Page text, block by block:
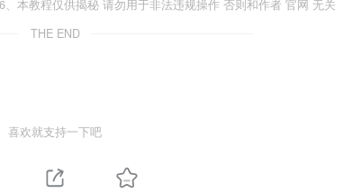
本教程仅供揭秘 请勿用于非法违规操作 否则和作者 官网 无关
THE END
喜欢就支持一下吧